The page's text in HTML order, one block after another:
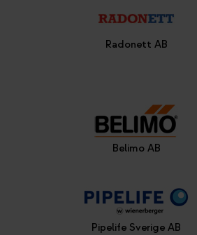
Radonett AB
Belimo AB
Pipelife Sverige AB